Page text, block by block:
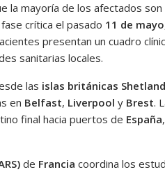
la mayoría de los afectados
crítica el pasado 11 de mayo
presentan un cuadro
sanitarias locales.
las islas británicas Shetland
en Belfast, Liverpool y Brest.
final hacia puertos de España
de Francia coordina los